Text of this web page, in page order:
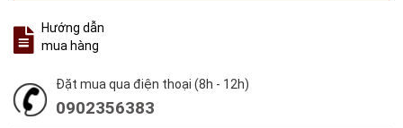
Hướng dẫn
mua hàng
Đặt mua qua điện thoại (8h - 12h)
0902356383